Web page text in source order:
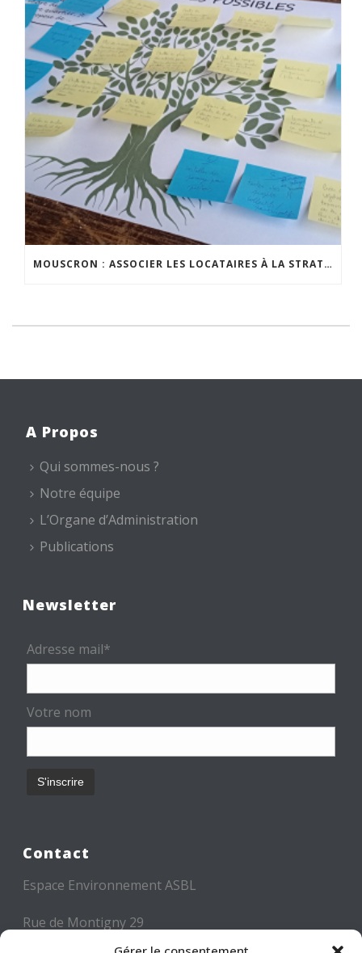
MOUSCRON : ASSOCIER LES LOCATAIRES À LA STRATÉGIE DE PROPRETÉ PUBLIQUE
A Propos
Qui sommes-nous ?
Notre équipe
L’Organe d’Administration
Publications
Newsletter
Adresse mail*
Votre nom
Contact
Espace Environnement ASBL
Rue de Montigny 29
6000 CHARLEROI